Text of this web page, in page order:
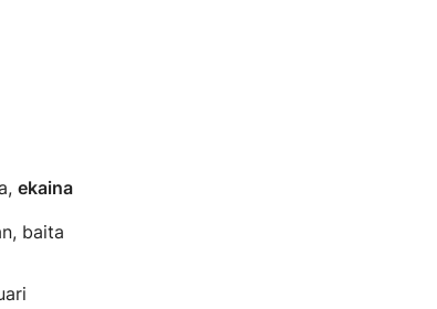
ekaina
baita